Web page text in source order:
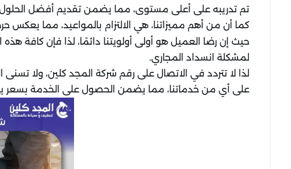
تم تدريبه على أعلى مستوى، مما يضمن تقديم أفضل
كما أن من أهم مميزاتنا، هي الالتزام بالمواعيد، مما يعكس
حيث إن رضا العميل هو أولى أولويتنا دائمًا، لذا فإن كافة
لمشكلة انسداد المجاري.
لذا لا تتردد في الاتصال على رقم شركة المجد كلين، ولا
على أي من خدماتنا، مما يضمن الحصول على الخدمة بسعر